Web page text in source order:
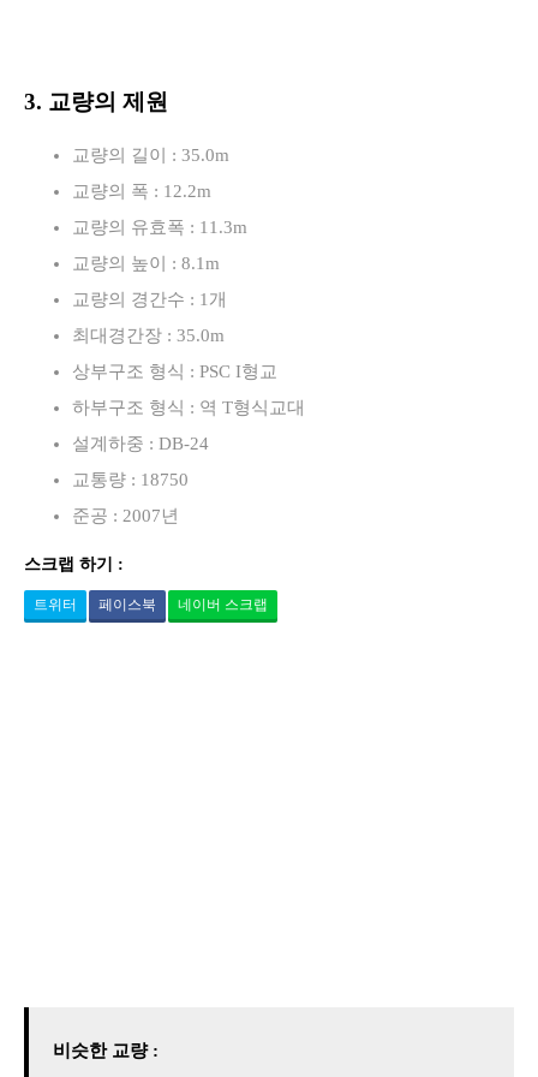
3. 교량의 제원
교량의 길이 : 35.0m
교량의 폭 : 12.2m
교량의 유효폭 : 11.3m
교량의 높이 : 8.1m
교량의 경간수 : 1개
최대경간장 : 35.0m
상부구조 형식 : PSC I형교
하부구조 형식 : 역 T형식교대
설계하중 : DB-24
교통량 : 18750
준공 : 2007년
스크랩 하기 :
트위터 페이스북 네이버 스크랩
비슷한 교량 :